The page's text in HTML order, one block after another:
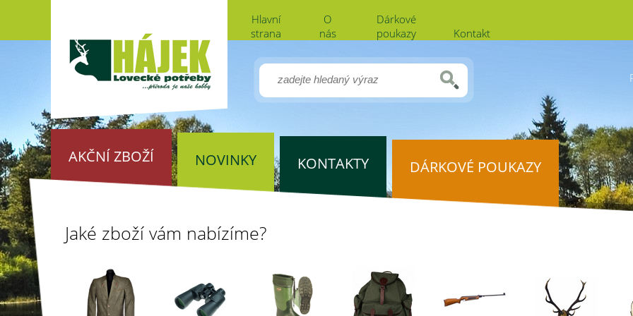
Hlavní
strana
O
nás
Dárkové
poukazy
Kontakt
AKČNÍ ZBOŽÍ NOVINKY KONTAKTY DÁRKOVÉ POUKAZY
Jaké zboží vám nabízíme?